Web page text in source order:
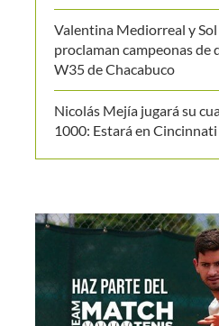
Valentina Mediorreal y
proclaman campeonas de
W35 de Chacabuco
Nicolás Mejía jugará su
1000: Estará en Cincinnati